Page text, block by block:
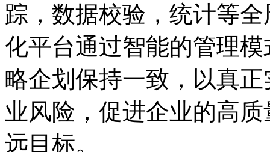
踪，数据校验，统计等
化平台通过智能的管理
略企划保持一致，以真
业风险，促进企业的高质
远目标。